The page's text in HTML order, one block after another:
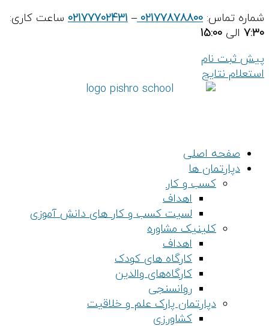
پرش
به
شماره تماس: 02177878800
–
02177702431 ساعت کاری:
7:30 الی 15:00
پیش ثبت نام
استعلام نتایج
صفحه اصلی
دپارتمان ها
کسب و کار
اهداف
لسیت کسب و کار های دانش آموزی
کلینیک مشاوره
اهداف
کارگاه های کودک
کارگاه‌های والدین
روانسنجی
دپارتمان پارک علم و خلاقیت
کشاورزی